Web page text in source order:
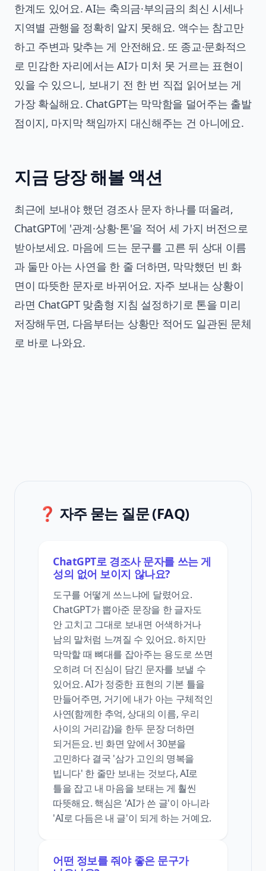
한계도 있어요. AI는 축의금·부의금의 최신 시세나
지역별 관행을 정확히 알지 못해요. 액수는 참고만
하고 주변과 맞추는 게 안전해요. 또 종교·문화적으
로 민감한 자리에서는 AI가 미처 못 거르는 표현이
있을 수 있으니, 보내기 전 한 번 직접 읽어보는 게
가장 확실해요. ChatGPT는 막막함을 덜어주는 출발
점이지, 마지막 책임까지 대신해주는 건 아니에요.
지금 당장 해볼 액션
최근에 보내야 했던 경조사 문자 하나를 떠올려,
ChatGPT에 '관계·상황·톤'을 적어 세 가지 버전으로
받아보세요. 마음에 드는 문구를 고른 뒤 상대 이름
과 둘만 아는 사연을 한 줄 더하면, 막막했던 빈 화
면이 따뜻한 문자로 바뀌어요. 자주 보내는 상황이
라면 ChatGPT 맞춤형 지침 설정하기로 톤을 미리
저장해두면, 다음부터는 상황만 적어도 일관된 문체
로 바로 나와요.
❓ 자주 묻는 질문 (FAQ)
ChatGPT로 경조사 문자를 쓰는 게
성의 없어 보이지 않나요?
도구를 어떻게 쓰느냐에 달렸어요.
ChatGPT가 뽑아준 문장을 한 글자도
안 고치고 그대로 보내면 어색하거나
남의 말처럼 느껴질 수 있어요. 하지만
막막할 때 뼈대를 잡아주는 용도로 쓰면
오히려 더 진심이 담긴 문자를 보낼 수
있어요. AI가 정중한 표현의 기본 틀을
만들어주면, 거기에 내가 아는 구체적인
사연(함께한 추억, 상대의 이름, 우리
사이의 거리감)을 한두 문장 더하면
되거든요. 빈 화면 앞에서 30분을
고민하다 결국 '삼가 고인의 명복을
빕니다' 한 줄만 보내는 것보다, AI로
틀을 잡고 내 마음을 보태는 게 훨씬
따뜻해요. 핵심은 'AI가 쓴 글'이 아니라
'AI로 다듬은 내 글'이 되게 하는 거예요.
어떤 정보를 줘야 좋은 문구가